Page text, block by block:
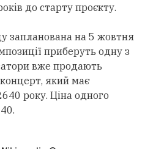
до старту проєкту.
запланована на 5 жовтня
приберуть одну з
вже продають
який має
року. Ціна одного